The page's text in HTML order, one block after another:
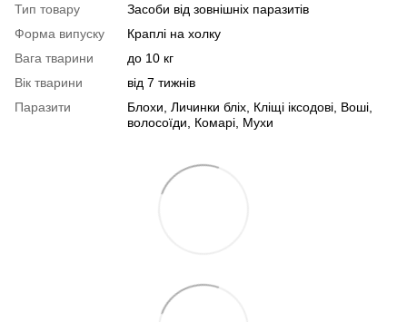
Тип товару
Засоби від зовнішніх паразитів
Форма випуску
Краплі на холку
Вага тварини
до 10 кг
Вік тварини
від 7 тижнів
Паразити
Блохи, Личинки бліх, Кліщі іксодові, Воші,
волосоїди, Комарі, Мухи